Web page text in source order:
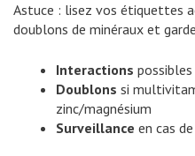
Astuce : lisez vos étiquettes
doublons de minéraux et
Interactions
Doublons si
zinc/magnésium
Surveillance en cas